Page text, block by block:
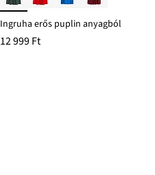
Ingruha erős puplin anyagból
12 999 Ft